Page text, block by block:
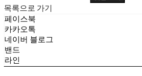
목록으로 가기
페이스북
카카오톡
네이버 블로그
밴드
라인